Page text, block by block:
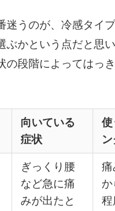
迷うのが、冷感タイ
ぶかという点だと思
の段階によってはっ
向いている
症状
使
ぎっくり腰
など急に痛
みが出たと
痛
か
程